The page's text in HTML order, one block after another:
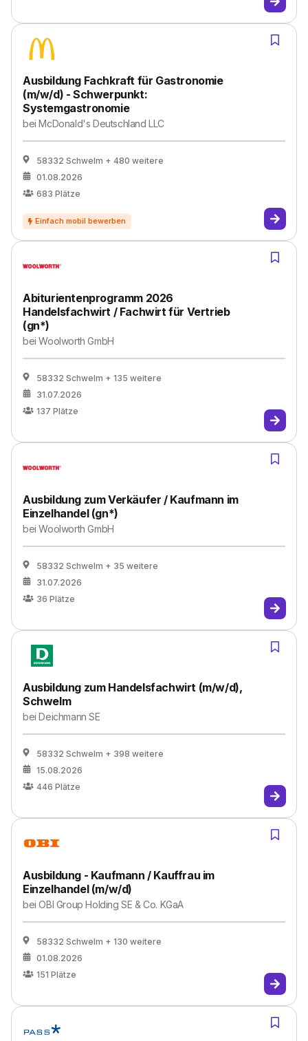
Ausbildung Fachkraft für Gastronomie
(m/w/d) - Schwerpunkt:
Systemgastronomie
beiMcDonald's Deutschland LLC
58332 Schwelm + 480 weitere
01.08.2026
683 Plätze
Abiturientenprogramm 2026
Handelsfachwirt / Fachwirt für Vertrieb
(gn*)
beiWoolworth GmbH
58332 Schwelm + 135 weitere
31.07.2026
137 Plätze
Ausbildung zum Verkäufer / Kaufmann im
Einzelhandel (gn*)
beiWoolworth GmbH
58332 Schwelm + 35 weitere
31.07.2026
36 Plätze
Ausbildung zum Handelsfachwirt (m/w/d),
Schwelm
beiDeichmann SE
58332 Schwelm + 398 weitere
15.08.2026
446 Plätze
Ausbildung - Kaufmann / Kauffrau im
Einzelhandel (m/w/d)
beiOBI Group Holding SE & Co. KGaA
58332 Schwelm + 130 weitere
01.08.2026
151 Plätze